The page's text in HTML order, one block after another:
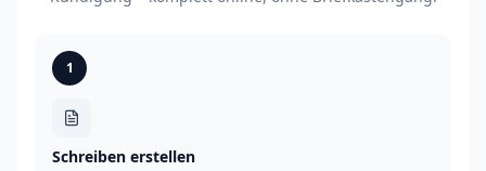
1
Schreiben erstellen